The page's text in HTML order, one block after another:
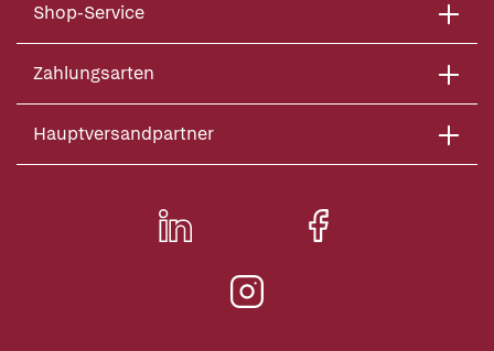
Shop-Service
Zahlungsarten
Hauptversandpartner